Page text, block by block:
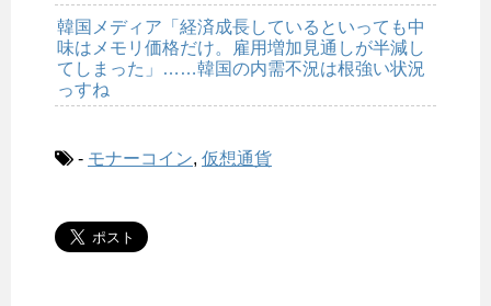
韓国メディア「経済成長しているといっても中
味はメモリ価格だけ。雇用増加見通しが半減し
てしまった」……韓国の内需不況は根強い状況
っすね
- モナーコイン, 仮想通貨